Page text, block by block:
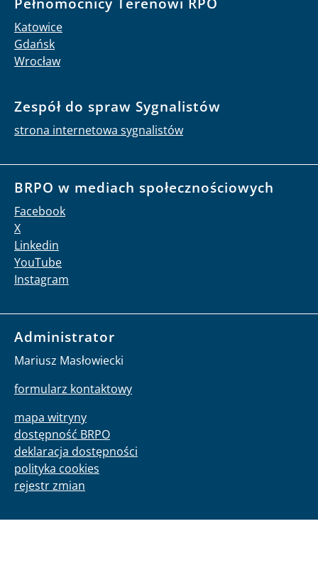
Katowice
Gdańsk
Wrocław
Zespół do spraw Sygnalistów
strona internetowa sygnalistów
BRPO w mediach społecznościowych
Facebook
X
Linkedin
YouTube
Instagram
Administrator
Mariusz Masłowiecki
formularz kontaktowy
mapa witryny
dostępność BRPO
deklaracja dostępności
polityka cookies
rejestr zmian